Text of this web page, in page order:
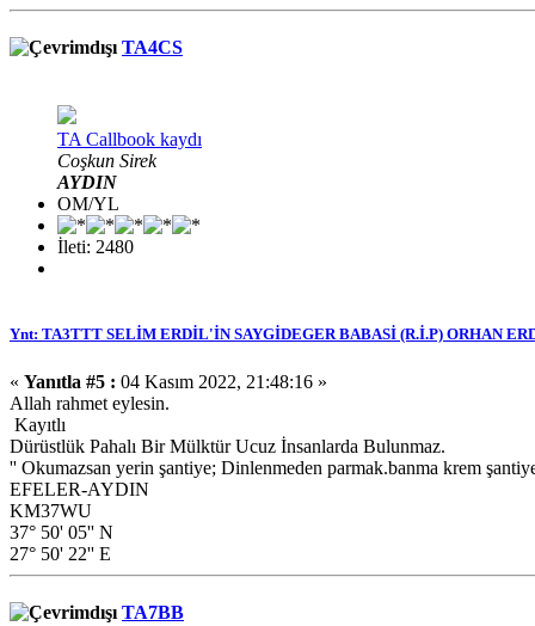
TA4CS
TA Callbook kaydı
Coşkun Sirek
AYDIN
OM/YL
İleti: 2480
Ynt: TA3TTT SELİM ERDİL'İN SAYGİDEGER BABASİ (R.İ.P) ORHAN
« Yanıtla #5 : 04 Kasım 2022, 21:48:16 »
Allah rahmet eylesin.
Kayıtlı
Dürüstlük Pahalı Bir Mülktür Ucuz İnsanlarda Bulunmaz.
'' Okumazsan yerin şantiye; Dinlenmeden parmak.banma krem
EFELER-AYDIN
KM37WU
37° 50' 05'' N
27° 50' 22'' E
TA7BB